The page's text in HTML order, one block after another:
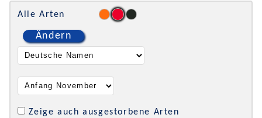
Alle Arten
Ändern
Zeige auch ausgestorbene Arten